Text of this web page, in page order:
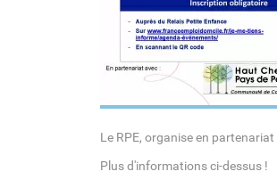
Le RPE, organise en
Plus d'informations ci-dessus !